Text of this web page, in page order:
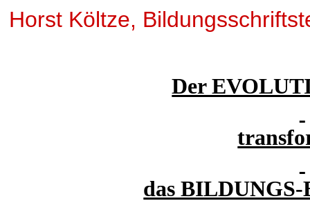
Horst Költze,
Der
das